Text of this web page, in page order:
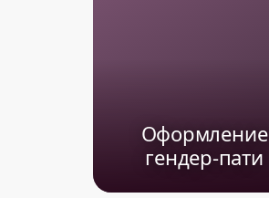
Оформление
гендер-пати